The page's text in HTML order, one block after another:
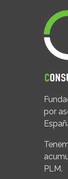
por
PLM.